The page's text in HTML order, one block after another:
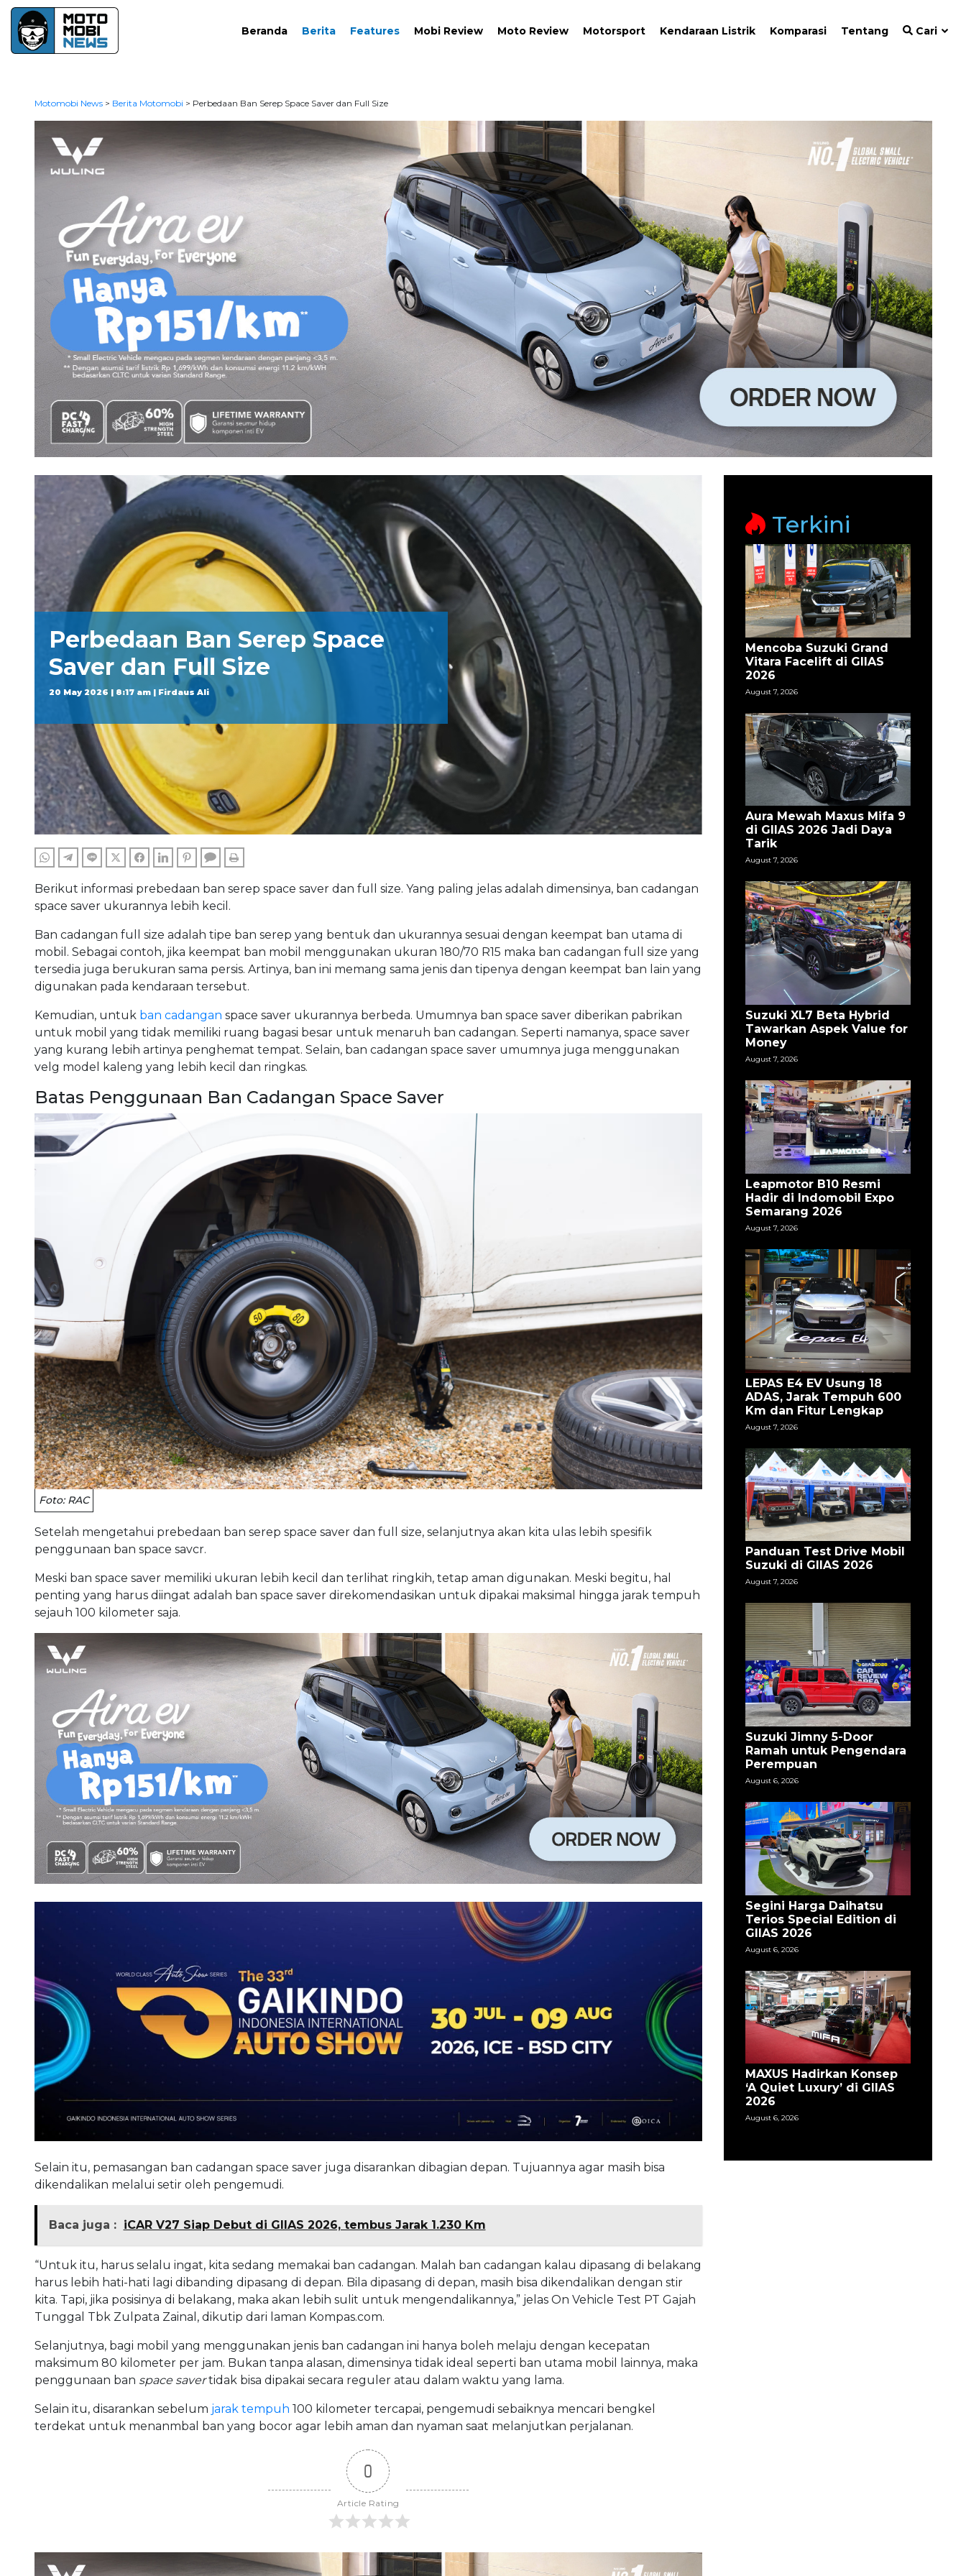
Beranda Berita Features Mobi Review Moto Review Motorsport Kendaraan Listrik Komparasi Tentang Cari
Motomobi News> Berita Motomobi > Perbedaan Ban Serep Space Saver dan Full Size
Perbedaan Ban Serep Space
Saver dan Full Size
20 May 2026 | 8:17 am | Firdaus Ali
WHATSAPPTELEGRAM
LINE TWITTERFACEBOOKLINKEDINPINTERESTCOMMENTS
Berikut informasi prebedaan ban serep space saver dan full size. Yang paling jelas adalah dimensinya, ban cadangan
space saver ukurannya lebih kecil.
Ban cadangan full size adalah tipe ban serep yang bentuk dan ukurannya sesuai dengan keempat ban utama di
mobil. Sebagai contoh, jika keempat ban mobil menggunakan ukuran 180/70 R15 maka ban cadangan full size yang
tersedia juga berukuran sama persis. Artinya, ban ini memang sama jenis dan tipenya dengan keempat ban lain yang
digunakan pada kendaraan tersebut.
Kemudian, untuk ban cadangan space saver ukurannya berbeda. Umumnya ban space saver diberikan pabrikan
untuk mobil yang tidak memiliki ruang bagasi besar untuk menaruh ban cadangan. Seperti namanya, space saver
yang kurang lebih artinya penghemat tempat. Selain, ban cadangan space saver umumnya juga menggunakan
velg model kaleng yang lebih kecil dan ringkas.
Batas Penggunaan Ban Cadangan Space Saver
Foto: RAC
Setelah mengetahui prebedaan ban serep space saver dan full size, selanjutnya akan kita ulas lebih spesifik
penggunaan ban space savcr.
Meski ban space saver memiliki ukuran lebih kecil dan terlihat ringkih, tetap aman digunakan. Meski begitu, hal
penting yang harus diingat adalah ban space saver direkomendasikan untuk dipakai maksimal hingga jarak tempuh
sejauh 100 kilometer saja.
Selain itu, pemasangan ban cadangan space saver juga disarankan dibagian depan. Tujuannya agar masih bisa
dikendalikan melalui setir oleh pengemudi.
Baca juga : iCAR V27 Siap Debut di GIIAS 2026, tembus Jarak 1.230 Km
“Untuk itu, harus selalu ingat, kita sedang memakai ban cadangan. Malah ban cadangan kalau dipasang di belakang
harus lebih hati-hati lagi dibanding dipasang di depan. Bila dipasang di depan, masih bisa dikendalikan dengan stir
kita. Tapi, jika posisinya di belakang, maka akan lebih sulit untuk mengendalikannya,” jelas On Vehicle Test PT Gajah
Tunggal Tbk Zulpata Zainal, dikutip dari laman Kompas.com.
Selanjutnya, bagi mobil yang menggunakan jenis ban cadangan ini hanya boleh melaju dengan kecepatan
maksimum 80 kilometer per jam. Bukan tanpa alasan, dimensinya tidak ideal seperti ban utama mobil lainnya, maka
penggunaan ban space savertidak bisa dipakai secara reguler atau dalam waktu yang lama.
Selain itu, disarankan sebelum jarak tempuh 100 kilometer tercapai, pengemudi sebaiknya mencari bengkel
terdekat untuk menanmbal ban yang bocor agar lebih aman dan nyaman saat melanjutkan perjalanan.
0
Article Rating
Terkini
Mencoba Suzuki Grand
Vitara Facelift di GIIAS
2026
August 7, 2026
Aura Mewah Maxus Mifa 9
di GIIAS 2026 Jadi Daya
Tarik
August 7, 2026
Suzuki XL7 Beta Hybrid
Tawarkan Aspek Value for
Money
August 7, 2026
Leapmotor B10 Resmi
Hadir di Indomobil Expo
Semarang 2026
August 7, 2026
LEPAS E4 EV Usung 18
ADAS, Jarak Tempuh 600
Km dan Fitur Lengkap
August 7, 2026
Panduan Test Drive Mobil
Suzuki di GIIAS 2026
August 7, 2026
Suzuki Jimny 5-Door
Ramah untuk Pengendara
Perempuan
August 6, 2026
Segini Harga Daihatsu
Terios Special Edition di
GIIAS 2026
August 6, 2026
MAXUS Hadirkan Konsep
‘A Quiet Luxury’ di GIIAS
2026
August 6, 2026